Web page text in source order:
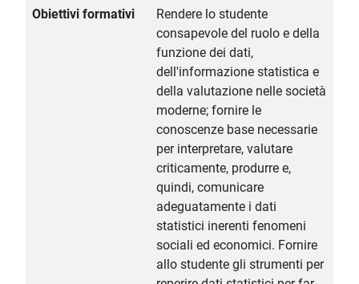
Obiettivi formativi
Rendere lo studente
consapevole del ruolo e della
funzione dei dati,
dell'informazione statistica e
della valutazione nelle società
moderne; fornire le
conoscenze base necessarie
per interpretare, valutare
criticamente, produrre e,
quindi, comunicare
adeguatamente i dati
statistici inerenti fenomeni
sociali ed economici. Fornire
allo studente gli strumenti per